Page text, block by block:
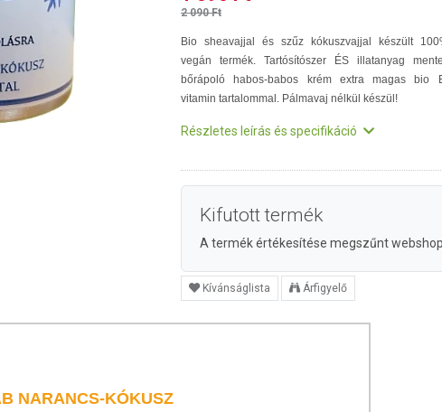
2 090 Ft
Bio sheavajjal és szűz kókuszvajjal készült
vegán termék. Tartósítószer ÉS illatanyag
bőrápoló habos-babos krém extra magas bio
vitamin tartalommal. Pálmavaj nélkül készül!
Részletes leírás és specifikáció
Kifutott termék
A termék értékesítése megszűnt
Kívánságlista Árfigyelő
NARANCS-KÓKUSZ